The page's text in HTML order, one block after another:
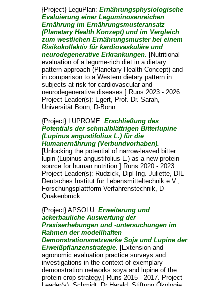
{Project} LeguPlan: Ernährungsphysiologische
Evaluierung einer Leguminosenreichen
Ernährung im Ernährungsmusteransatz
(Planetary Health Konzept) und im Vergleich
zum westlichen Ernährungsmuster bei einem
Risikokollektiv für kardiovaskuläre und
neurodegenerative Erkrankungen. [Nutritional
evaluation of a legume-rich diet in a dietary
pattern approach (Planetary Health Concept) and
in comparison to a Western dietary pattern in
subjects at risk for cardiovascular and
neurodegenerative diseases.] Runs 2023 - 2026.
Project Leader(s): Egert, Prof. Dr. Sarah,
Universität Bonn, D-Bonn .
{Project} LUPROME: Erschließung des
Potentials der schmalblättrigen Bitterlupine
(Lupinus angustifolius L.) für die
Humanernährung (Verbundvorhaben).
[Unlocking the potential of narrow-leaved bitter
lupin (Lupinus angustifolius L.) as a new protein
source for human nutrition.] Runs 2020 - 2023.
Project Leader(s): Rudzick, Dipl-Ing. Juliette, DIL
Deutsches Institut für Lebensmitteltechnik e.V.,
Forschungsplattform Verfahrenstechnik, D-
Quakenbrück .
{Project} APSOLU: Erweiterung und
ackerbauliche Auswertung der
Praxiserhebungen und -untersuchungen im
Rahmen der modellhaften
Demonstrationsnetzwerke Soja und Lupine der
Eiweißpflanzenstrategie. [Extension and
agronomic evaluation practice surveys and
investigations in the context of exemplary
demonstration networks soya and lupine of the
protein crop strategy.] Runs 2015 - 2017. Project